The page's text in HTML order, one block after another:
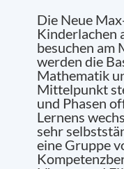
Die Neue
Kinderlachen
besuchen am
werden die
Mathematik
Mittelpunkt
und Phasen
Lernens
sehr
eine Gruppe